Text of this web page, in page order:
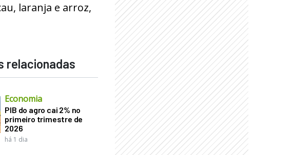
laranja e arroz,
relacionadas
Economia
PIB do agro cai 2% no
primeiro trimestre de
2026
há 1 dia